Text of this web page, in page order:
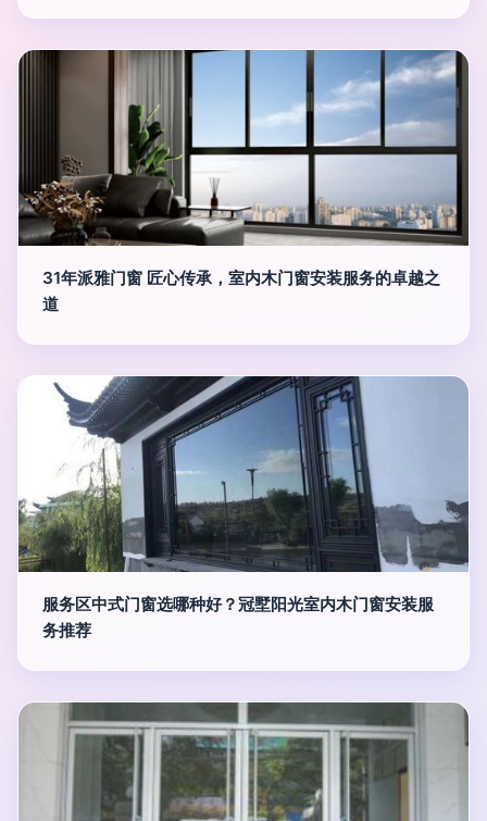
31年派雅门窗 匠心传承，室内木门窗安装服务的卓越之
道
服务区中式门窗选哪种好？冠墅阳光室内木门窗安装服
务推荐